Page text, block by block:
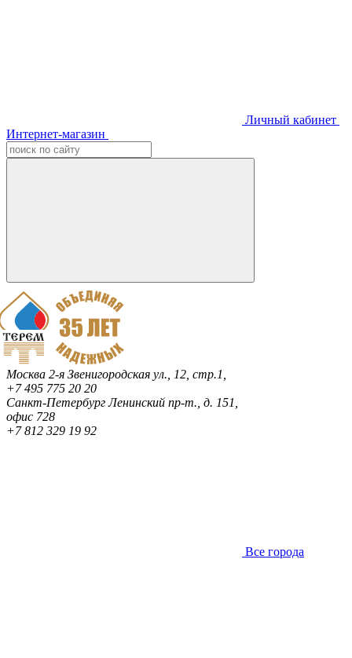
Личный кабинет
Интернет-магазин
Москва 2-я Звенигородская ул., 12, стр.1,
+7 495 775 20 20
Санкт-ПетербургЛенинский пр-т., д. 151,
офис 728
+7 812 329 19 92
Все города